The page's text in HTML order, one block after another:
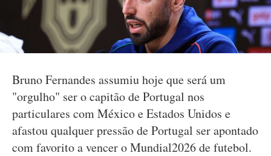
Bruno Fernandes assumiu hoje que será um
"orgulho" ser o capitão de Portugal nos
particulares com México e Estados Unidos e
afastou qualquer pressão de Portugal ser apontado
com favorito a vencer o Mundial2026 de futebol.